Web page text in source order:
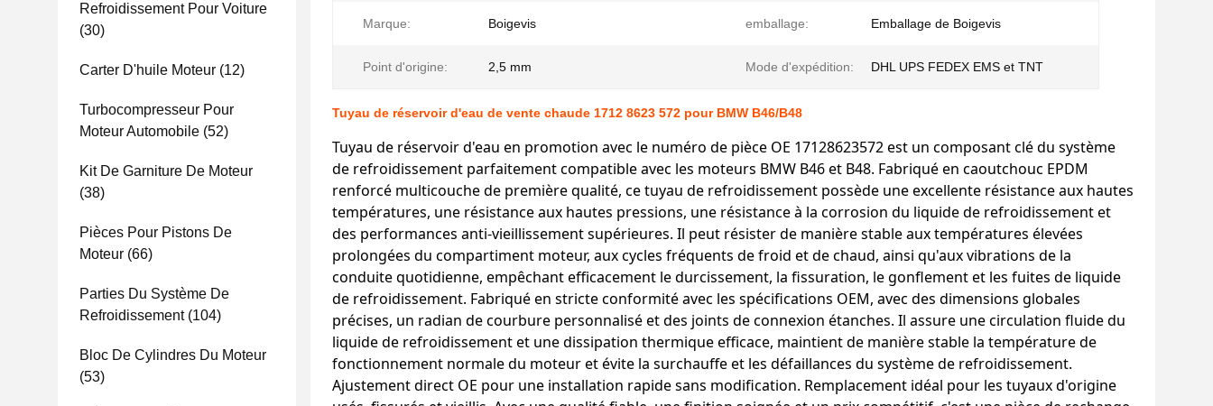
Refroidissement Pour Voiture
(30)
Carter D'huile Moteur (12)
Turbocompresseur Pour
Moteur Automobile (52)
Kit De Garniture De Moteur
(38)
Pièces Pour Pistons De
Moteur (66)
Parties Du Système De
Refroidissement(104)
Bloc De Cylindres Du Moteur
(53)
Marque: Boigevis emballage: Emballage de Boigevis
Point d'origine: 2,5 mm Mode d'expédition: DHL UPS FEDEX EMS et TNT
Tuyau de réservoir d'eau de vente chaude 1712 8623 572 pour BMW B46/B48
Tuyau de réservoir d'eau en promotion avec le numéro de pièce OE 17128623572 est un composant clé du système
de refroidissement parfaitement compatible avec les moteurs BMW B46 et B48. Fabriqué en caoutchouc EPDM
renforcé multicouche de première qualité, ce tuyau de refroidissement possède une excellente résistance aux hautes
températures, une résistance aux hautes pressions, une résistance à la corrosion du liquide de refroidissement et
des performances anti-vieillissement supérieures. Il peut résister de manière stable aux températures élevées
prolongées du compartiment moteur, aux cycles fréquents de froid et de chaud, ainsi qu'aux vibrations de la
conduite quotidienne, empêchant efficacement le durcissement, la fissuration, le gonflement et les fuites de liquide
de refroidissement. Fabriqué en stricte conformité avec les spécifications OEM, avec des dimensions globales
précises, un radian de courbure personnalisé et des joints de connexion étanches. Il assure une circulation fluide du
liquide de refroidissement et une dissipation thermique efficace, maintient de manière stable la température de
fonctionnement normale du moteur et évite la surchauffe et les défaillances du système de refroidissement.
Ajustement direct OE pour une installation rapide sans modification. Remplacement idéal pour les tuyaux d'origine